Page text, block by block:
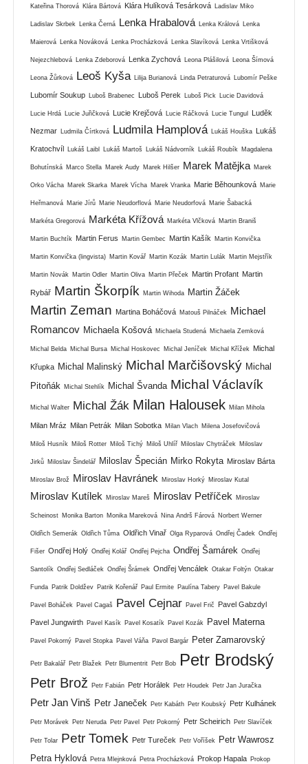
Kateřina Thorová Klára Bártová Klára Hulíková Tesárková Ladislav Miko
Ladislav Skrbek Lenka Černá Lenka Hrabalová Lenka Králová Lenka
Maierová Lenka Nováková Lenka Procházková Lenka Slavíková Lenka Vrtišková
Nejezchlebová Lenka Zdeborová Lenka Zychová Leona Plášilová Leona Šímová
Leona Žůrková Leoš Kyša Lilija Burianová Linda Petraturová Lubomír Peške
Lubomír Soukup Luboš Brabenec Luboš Perek Luboš Pick Lucie Davidová
Lucie Hrdá Lucie Juřičková Lucie Krejčová Lucie Ráčková Lucie Tungul Luděk
Nezmar Ludmila Čírtková Ludmila Hamplová Lukáš Houška Lukáš
Kratochvíl Lukáš Laibl Lukáš Martoš Lukáš Nádvorník Lukáš Roubík Magdalena
Bohutínská Marco Stella Marek Audy Marek Hilšer Marek Matějka Marek
Orko Vácha Marek Skarka Marek Vícha Marek Vranka Marie Běhounková Marie
Heřmanová Marie Jírů Marie Neudorflová Marie Neudorfová Marie Šabacká
Markéta Gregorová Markéta Křížová Markéta Vlčková Martin Braniš
Martin Buchtík Martin Ferus Martin Gembec Martin Kašík Martin Konvička
Martin Konvička (lingvista) Martin Kovář Martin Kozák Martin Lulák Martin Mejstřík
Martin Novák Martin Odler Martin Oliva Martin Přeček Martin Profant Martin
Rybář Martin Škorpík Martin Wihoda Martin Žáček
Martin Zeman Martina Boháčová Matouš Pilnáček
Michael
Romancov Michaela Košová Michaela Studená Michaela Zemková
Michal Belda Michal Bursa Michal Hoskovec Michal Jeníček Michal Křížek Michal
Křupka Michal Malinský Michal Marčišovský Michal
Pitoňák
Michal Stehlík Michal Švanda Michal Václavík
Michal Walter Michal Žák Milan Halousek Milan Mihola
Milan Mráz Milan Petrák Milan Sobotka Milan Vlach Milena Josefovičová
Miloš Husník Miloš Rotter Miloš Tichý Miloš Uhlíř Miloslav Chytráček Miloslav
Jirků Miloslav Šindelář Miloslav Špecián Mirko Rokyta Miroslav Bárta
Miroslav Brož Miroslav Havránek Miroslav Horký Miroslav Kutal
Miroslav Kutílek Miroslav Mareš Miroslav Petříček Miroslav
Scheinost Monika Barton Monika Mareková Nina Andrš Fárová Norbert Werner
Oldřich Semerák Oldřich Tůma Oldřich Vinař Olga Ryparová Ondřej Čadek Ondřej
Fišer Ondřej Holý Ondřej Kolář Ondřej Pejcha Ondřej Šamárek Ondřej
Santolík Ondřej Sedláček Ondřej Šrámek Ondřej Vencálek Otakar Foltýn Otakar
Funda Patrik Doldžev Patrik Kořenář Paul Ermite Paulína Tabery Pavel Bakule
Pavel Boháček Pavel Cagaš Pavel Cejnar Pavel Frič Pavel Gabzdyl
Pavel Jungwirth Pavel Kasík Pavel Kosatík Pavel Kozák Pavel Materna
Pavel Pokorný Pavel Stopka Pavel Váňa Pavol Bargár Peter Zamarovský
Petr Bakalář Petr Blažek Petr Blumentrit Petr Bob Petr Brodský
Petr Brož Petr Fabián Petr Horálek Petr Houdek Petr Jan Juračka
Petr Jan Vinš Petr Janeček Petr Kabáth Petr Koubský Petr Kulhánek
Petr Morávek Petr Neruda Petr Pavel Petr Pokorný Petr Scheirich Petr Slavíček
Petr Tolar Petr Tomek Petr Tureček Petr Voříšek
Petr Wawrosz
Petra Hyklová Petra Mlejnková Petra Procházková Prokop Hapala Prokop